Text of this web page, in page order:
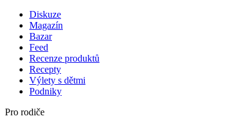
Diskuze
Magazín
Bazar
Feed
Recenze produktů
Recepty
Výlety s dětmi
Podniky
Pro rodiče